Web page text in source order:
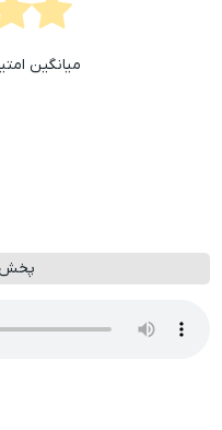
میانگین
پخش